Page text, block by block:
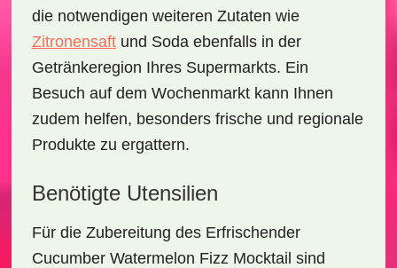
die notwendigen weiteren Zutaten wie
Zitronensaftund Sodaebenfalls in der
Getränkeregion Ihres Supermarkts. Ein
Besuch auf dem Wochenmarkt kann Ihnen
zudem helfen, besonders frische und regionale
Produkte zu ergattern.
Benötigte Utensilien
Für die Zubereitung des Erfrischender
Cucumber Watermelon Fizz Mocktail sind